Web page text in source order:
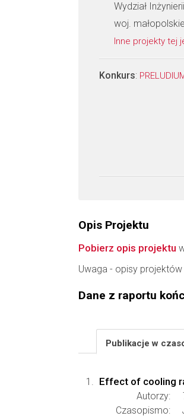
Wydział
woj. małopolskie
Inne projekty tej
Konkurs:
Opis Projektu
Pobierz opis projektu
Uwaga - opisy
Dane z raportu
Publikacje w
Effect of cooling
Autorzy:
Czasopismo: